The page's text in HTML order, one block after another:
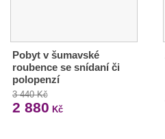
Pobyt v šumavské
roubence se snídaní či
polopenzí
3 440 Kč
2 880 Kč